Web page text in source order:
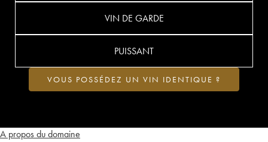
A propos du domaine
VIN DE GARDE
PUISSANT
VOUS POSSÉDEZ UN VIN IDENTIQUE ?